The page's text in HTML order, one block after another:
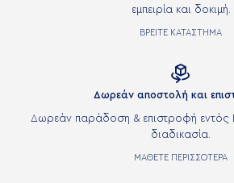
εμπειρία και δοκιμή.
ΒΡΕΙΤΕ ΚΑΤΑΣΤΗΜΑ

Δωρεάν αποστολή και
Δωρεάν παράδοση & επιστροφή εντός
διαδικασία.
ΜΑΘΕΤΕ ΠΕΡΙΣΣΟΤΕΡΑ